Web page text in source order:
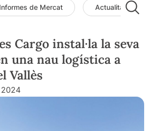
Informes de Mercat Actualitat de
Cargo instal·la la seva
una nau logística a
Vallès